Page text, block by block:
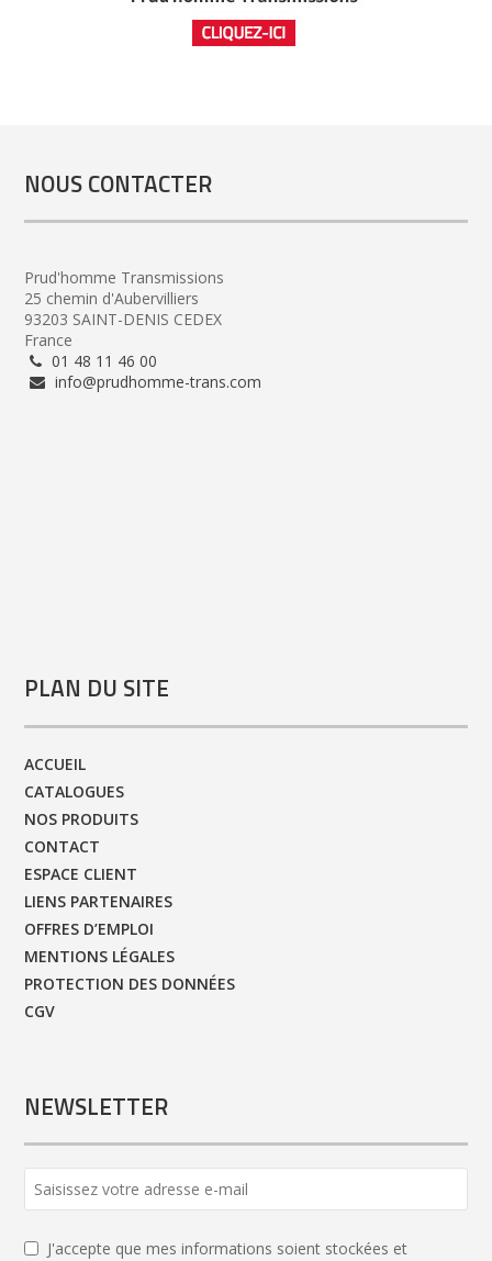
NOUS CONTACTER
Prud'homme Transmissions
25 chemin d'Aubervilliers
93203 SAINT-DENIS CEDEX
France
01 48 11 46 00
info@prudhomme-trans.com
PLAN DU SITE
ACCUEIL
CATALOGUES
NOS PRODUITS
CONTACT
ESPACE CLIENT
LIENS PARTENAIRES
OFFRES D’EMPLOI
MENTIONS LÉGALES
PROTECTION DES DONNÉES
CGV
NEWSLETTER
J'accepte que mes informations soient stockées et